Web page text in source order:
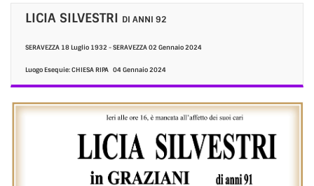
LICIA SILVESTRI DI ANNI 92
SERAVEZZA 18 Luglio 1932 -SERAVEZZA02 Gennaio 2024
Luogo Esequie:CHIESA RIPA 04 Gennaio 2024